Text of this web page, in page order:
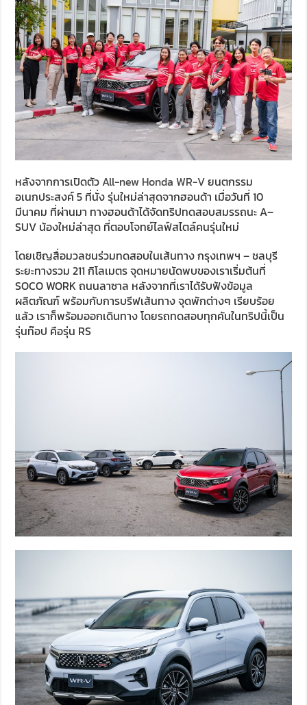
หลังจากการเปิดตัว All-new Honda WR-Vยนตกรรม
อเนกประสงค์ 5 ที่นั่ง รุ่นใหม่ล่าสุดจากฮอนด้า เมื่อวันที่ 10
มีนาคม ที่ผ่านมา ทางฮอนด้าได้จัดทริปทดสอบสมรรถนะ A–
SUV น้องใหม่ล่าสุด ที่ตอบโจทย์ไลฟ์สไตล์คนรุ่นใหม่
โดยเชิญสื่อมวลชนร่วมทดสอบในเส้นทาง กรุงเทพฯ – ชลบุรี
ระยะทางรวม 211 กิโลเมตร จุดหมายนัดพบของเราเริ่มต้นที่
SOCO WORK ถนนลาซาล หลังจากที่เราได้รับฟังข้อมูล
ผลิตภัณฑ์ พร้อมกับการบรีฟเส้นทาง จุดพักต่างๆ เรียบร้อย
แล้ว เราก็พร้อมออกเดินทาง โดยรถทดสอบทุกคันในทริปนี้เป็น
รุ่นท๊อป คือรุ่น RS